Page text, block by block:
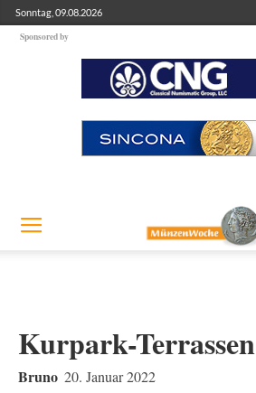
Sonntag, 09.08.2026
Sponsored by
Kurpark-Terrassen
Bruno 20. Januar 2022